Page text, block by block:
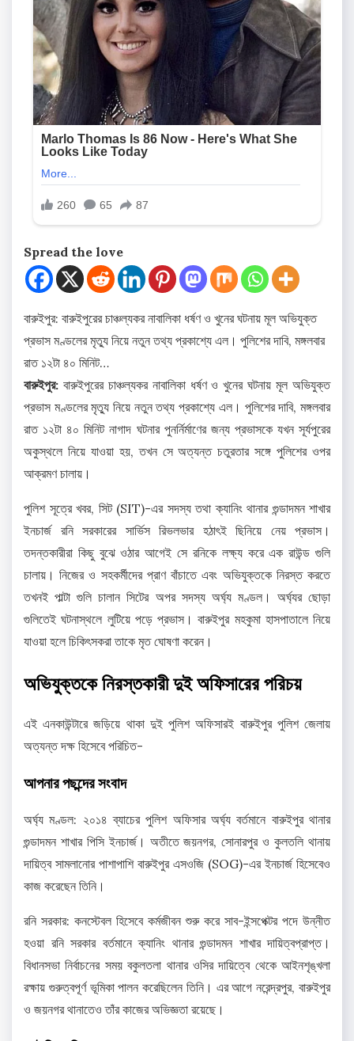
Spread the love
বারুইপুর: বারুইপুরের চাঞ্চল্যকর নাবালিকা ধর্ষণ ও খুনের ঘটনায় মূল অভিযুক্ত
প্রভাস মণ্ডলের মৃত্যু নিয়ে নতুন তথ্য প্রকাশ্যে এল। পুলিশের দাবি, মঙ্গলবার
রাত ১২টা ৪০ মিনিট…
বারুইপুর: বারুইপুরের চাঞ্চল্যকর নাবালিকা ধর্ষণ ও খুনের ঘটনায় মূল অভিযুক্ত
প্রভাস মণ্ডলের মৃত্যু নিয়ে নতুন তথ্য প্রকাশ্যে এল। পুলিশের দাবি, মঙ্গলবার
রাত ১২টা ৪০ মিনিট নাগাদ ঘটনার পুনর্নির্মাণের জন্য প্রভাসকে যখন সূর্যপুরের
অকুস্থলে নিয়ে যাওয়া হয়, তখন সে অত্যন্ত চতুরতার সঙ্গে পুলিশের ওপর
আক্রমণ চালায়।
পুলিশ সূত্রে খবর, সিট (SIT)-এর সদস্য তথা ক্যানিং থানার গুন্ডাদমন শাখার
ইনচার্জ রনি সরকারের সার্ভিস রিভলভার হঠাৎই ছিনিয়ে নেয় প্রভাস।
তদন্তকারীরা কিছু বুঝে ওঠার আগেই সে রনিকে লক্ষ্য করে এক রাউন্ড গুলি
চালায়। নিজের ও সহকর্মীদের প্রাণ বাঁচাতে এবং অভিযুক্তকে নিরস্ত করতে
তখনই পাল্টা গুলি চালান সিটের অপর সদস্য অর্ঘ্য মণ্ডল। অর্ঘ্যর ছোড়া
গুলিতেই ঘটনাস্থলে লুটিয়ে পড়ে প্রভাস। বারুইপুর মহকুমা হাসপাতালে নিয়ে
যাওয়া হলে চিকিৎসকরা তাকে মৃত ঘোষণা করেন।
অভিযুক্তকে নিরস্তকারী দুই অফিসারের পরিচয়
এই এনকাউন্টারে জড়িয়ে থাকা দুই পুলিশ অফিসারই বারুইপুর পুলিশ জেলায়
অত্যন্ত দক্ষ হিসেবে পরিচিত-
আপনার পছন্দের সংবাদ
অর্ঘ্য মণ্ডল: ২০১৪ ব্যাচের পুলিশ অফিসার অর্ঘ্য বর্তমানে বারুইপুর থানার
গুন্ডাদমন শাখার পিসি ইনচার্জ। অতীতে জয়নগর, সোনারপুর ও কুলতলি থানায়
দায়িত্ব সামলানোর পাশাপাশি বারুইপুর এসওজি (SOG)-এর ইনচার্জ হিসেবেও
কাজ করেছেন তিনি।
রনি সরকার: কনস্টেবল হিসেবে কর্মজীবন শুরু করে সাব-ইন্সপেক্টর পদে উন্নীত
হওয়া রনি সরকার বর্তমানে ক্যানিং থানার গুন্ডাদমন শাখার দায়িত্বপ্রাপ্ত।
বিধানসভা নির্বাচনের সময় বকুলতলা থানার ওসির দায়িত্বে থেকে আইনশৃঙ্খলা
রক্ষায় গুরুত্বপূর্ণ ভূমিকা পালন করেছিলেন তিনি। এর আগে নরেন্দ্রপুর, বারুইপুর
ও জয়নগর থানাতেও তাঁর কাজের অভিজ্ঞতা রয়েছে।